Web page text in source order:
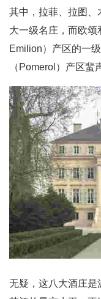
其中，拉菲、拉图、
大一级名庄，而欧
Emilion）产区的一
（Pomerol）产区蜚
无疑，这八大酒庄是